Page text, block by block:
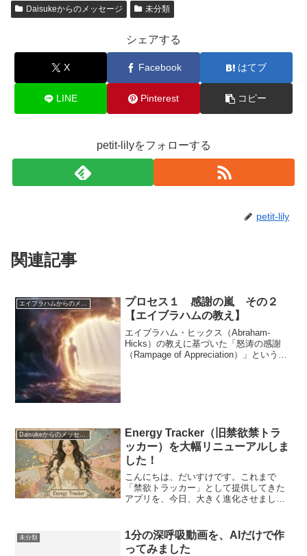
Daisukeからのメッセージ 未分類
シェアする
X Facebook はてブ
LINE Pinterest コピー
petit-lilyをフォローする
petit-lily
関連記事
エイブラハムからのメッセージ
プロセス１ 感謝の嵐 その２
【エイブラハムの教え】
エイブラハム・ヒックス（Abraham-
Hicks）の教えに基づいた「怒涛の感謝
（Rampage of Appreciation）」というプ
Daisukeからのメッセージ
Energy Tracker（旧禁欲禁トラ
ッカー）を大幅リニューアルしま
した！
こんにちは、だいすけです。これまで
「禁欲トラッカー」として提供してきた
アプリを、今日、大きく進化させまし
女性も日常のエネルギーを高め、気分よ
く生きる...
未分類
1分の深呼吸動画を、AIだけで作
ってみました